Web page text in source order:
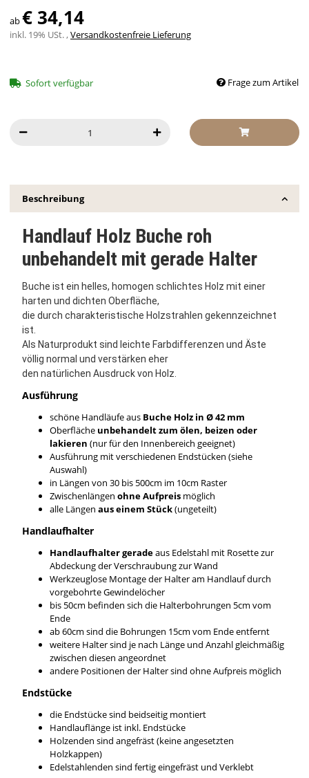
ab€ 34,14
inkl. 19% USt. ,Versandkostenfreie Lieferung
Sofort verfügbar Frage zum Artikel
Beschreibung
Handlauf Holz Buche roh
unbehandelt mit gerade Halter
Buche ist ein helles, homogen schlichtes Holz mit einer
harten und dichten Oberfläche,
die durch charakteristische Holzstrahlen gekennzeichnet
ist.
Als Naturprodukt sind leichte Farbdifferenzen und Äste
völlig normal und verstärken eher
den natürlichen Ausdruck von Holz.
Ausführung
schöne Handläufe aus Buche Holz in Ø 42 mm
Oberfläche unbehandelt zum ölen, beizen oder
lakieren (nur für den Innenbereich geeignet)
Ausführung mit verschiedenen Endstücken (siehe
Auswahl)
in Längen von 30 bis 500cm im 10cm Raster
Zwischenlängen ohne Aufpreis möglich
alle Längen aus einem Stück(ungeteilt)
Handlaufhalter
Handlaufhalter geradeaus Edelstahl mit Rosette zur
Abdeckung der Verschraubung zur Wand
Werkzeuglose Montage der Halter am Handlauf durch
vorgebohrte Gewindelöcher
bis 50cm befinden sich die Halterbohrungen 5cm vom
Ende
ab 60cm sind die Bohrungen 15cm vom Ende entfernt
weitere Halter sind je nach Länge und Anzahl gleichmäßig
zwischen diesen angeordnet
andere Positionen der Halter sind ohne Aufpreis möglich
Endstücke
die Endstücke sind beidseitig montiert
Handlauflänge ist inkl. Endstücke
Holzenden sind angefräst (keine angesetzten
Holzkappen)
Edelstahlenden sind fertig eingefräst und Verklebt